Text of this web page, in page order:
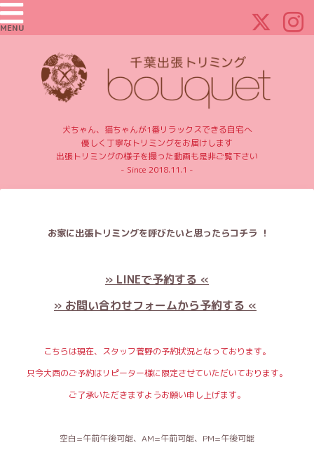
MENU
犬ちゃん、猫ちゃんが1番リラックスできる自宅へ
優しく丁寧なトリミングをお届けします
出張トリミングの様子を撮った動画も是非ご覧下さい
- Since 2018.11.1 -
お家に出張トリミングを呼びたいと思ったらコチラ ！
» LINEで予約する «
» お問い合わせフォームから予約する «
こちらは現在、スタッフ菅野の予約状況となっております。
只今大西のご予約はリピーター様に限定させていただいております。
ご了承いただきますようお願い申し上げます。
空白=午前午後可能、AM=午前可能、PM=午後可能